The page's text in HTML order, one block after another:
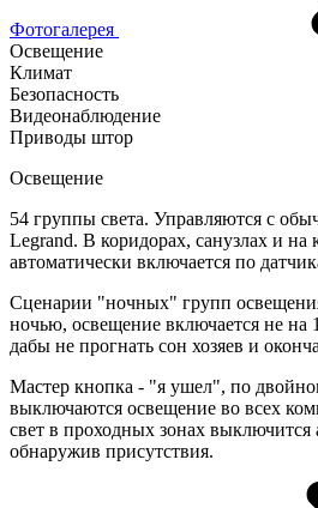
Фотогалерея
Освещение
Климат
Безопасность
Видеонаблюдение
Приводы штор
Освещение
54 группы света. Управляются с
Legrand. В коридорах, санузлах и на
автоматически включается по
Сценарии "ночных" групп
ночью, освещение включается не на
дабы не прогнать сон хозяев и
Мастер кнопка - "я ушел", по
выключаются освещение во всех
свет в проходных зонах выключится
обнаружив присутствия.